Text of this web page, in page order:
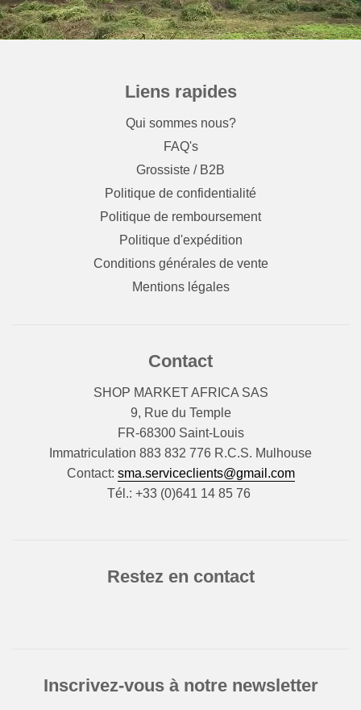
Liens rapides
Qui sommes nous?
FAQ's
Grossiste / B2B
Politique de confidentialité
Politique de remboursement
Politique d'expédition
Conditions générales de vente
Mentions légales
Contact
SHOP MARKET AFRICA SAS
9, Rue du Temple
FR-68300 Saint-Louis
Immatriculation 883 832 776 R.C.S. Mulhouse
Contact: sma.serviceclients@gmail.com
Tél.: +33 (0)641 14 85 76
Restez en contact
Inscrivez-vous à notre newsletter